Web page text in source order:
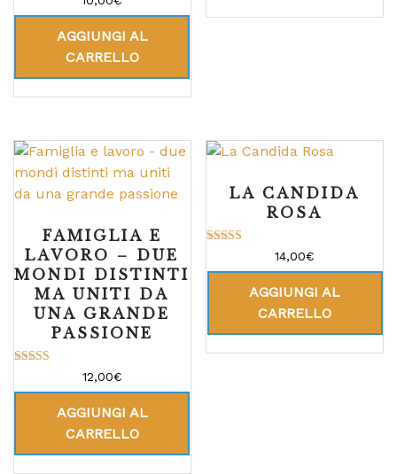
su 5
AGGIUNGI AL
CARRELLO
FAMIGLIA E
LAVORO – DUE
MONDI DISTINTI
MA UNITI DA
UNA GRANDE
PASSIONE
su 5
12,00€
AGGIUNGI AL
CARRELLO
LA CANDIDA
ROSA
su 5
14,00€
AGGIUNGI AL
CARRELLO